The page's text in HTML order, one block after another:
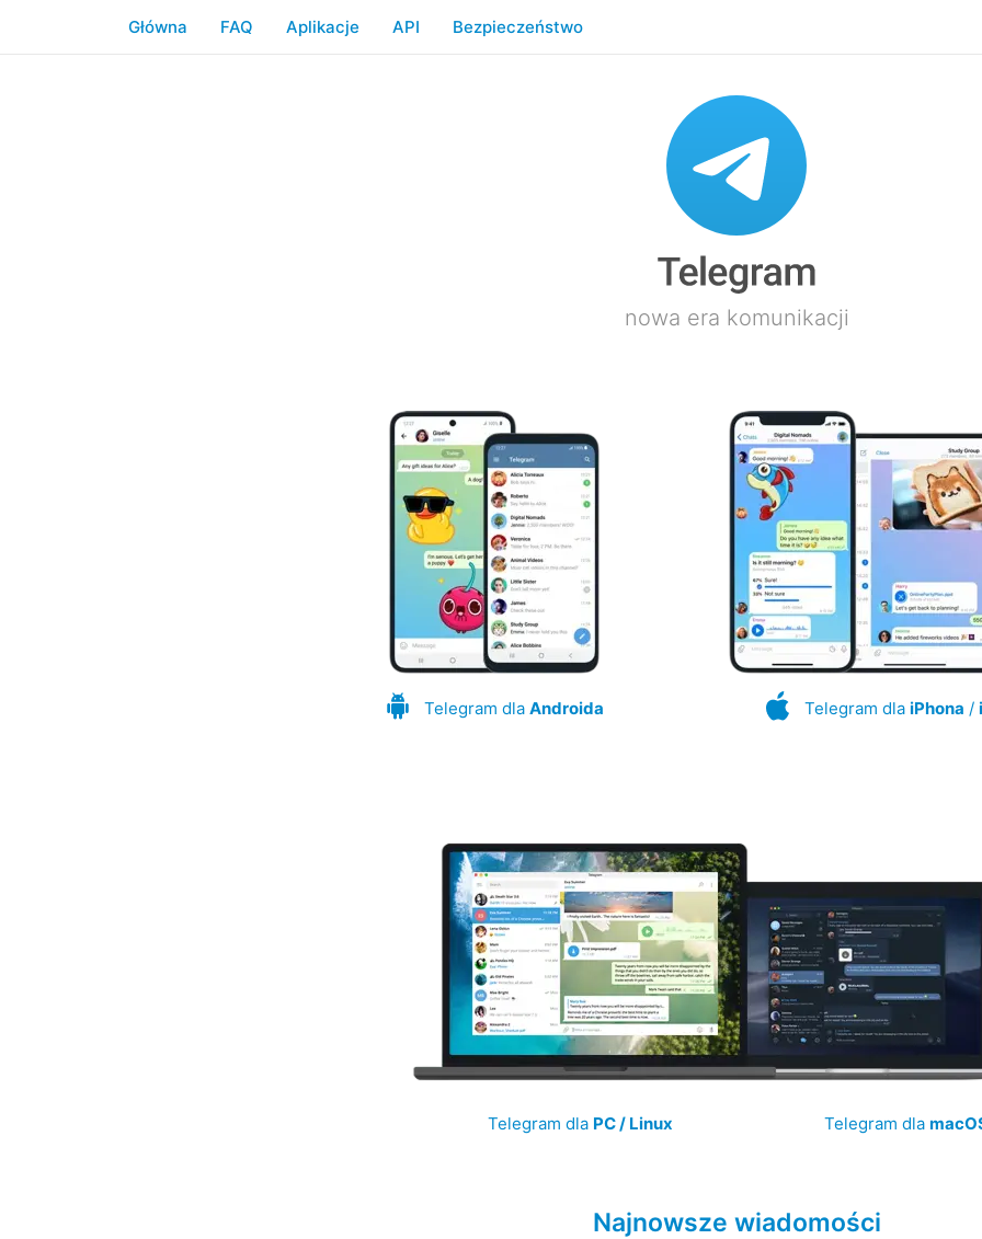
Główna FAQ Aplikacje API Bezpieczeństwo
nowa era komunikacji
Telegram dla Androida Telegram dla iPhona /
Telegram dla PC / Linux Telegram dla
Najnowsze wiadomości